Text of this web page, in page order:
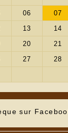
sur